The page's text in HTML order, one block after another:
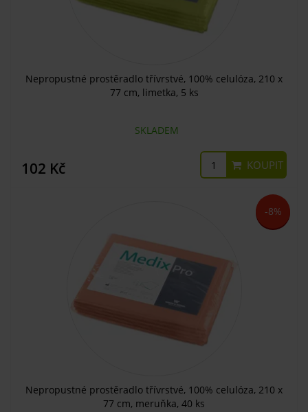
Nepropustné prostěradlo třívrstvé, 100% celulóza, 210 x
77 cm, limetka, 5 ks
SKLADEM
102 Kč KOUPIT
-8%
Nepropustné prostěradlo třívrstvé, 100% celulóza, 210 x
77 cm, meruňka, 40 ks